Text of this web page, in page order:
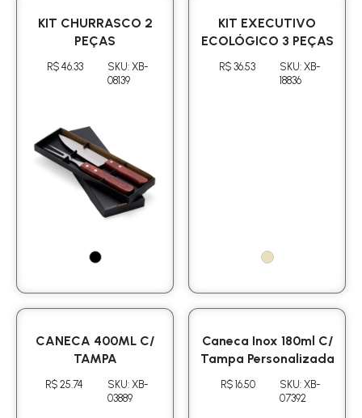
KIT CHURRASCO 2
PEÇAS
R$ 46.33
SKU: XB-
08139
KIT EXECUTIVO
ECOLÓGICO 3 PEÇAS
R$ 36.53
SKU: XB-
18836
CANECA 400ML C/
TAMPA
R$ 25.74
SKU: XB-
03889
Caneca Inox 180ml C/
Tampa Personalizada
R$ 16.50
SKU: XB-
07392